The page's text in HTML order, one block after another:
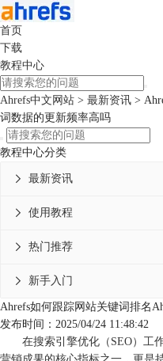
首页
下载
教程中心
Ahrefs中文网站 > 最新资讯 >
词数据的更新频率高吗
教程中心分类
最新资讯

使用教程

热门推荐

新手入门

Ahrefs如何跟踪网站关键词排名
发布时间：2025/04/24 11:48:42
在搜索引擎优化（SEO）工作